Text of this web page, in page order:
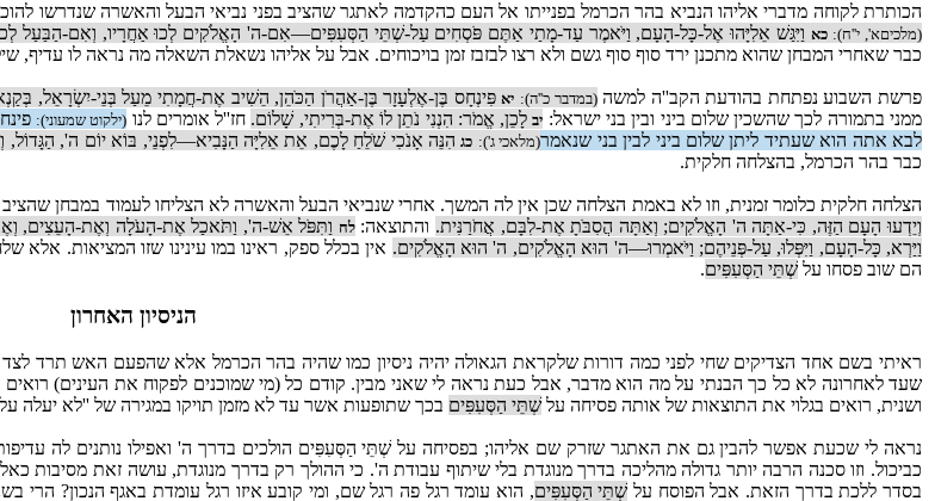
הכותרת לקוחה מדברי אליהו הנביא בהר הכרמל בפנייתו אל העם כהקדמה לאתגר שהציב בפני נביאי הבעל והאשרה שנדרשו
(מלכיםא', י''ח): כא וַיִּגַּשׁ אֵלִיָּהוּ אֶל-כָּל-הָעָם, וַיֹּאמֶר עַד-מָתַי אַתֶּם פֹּסְחִים עַל-שְׁתֵּי הַסְּעִפִּים—אִם-ה' הָאֱלֹקִים לְכוּ אַחֲרָיו, וְאִם-הַבַּעַל
כבר שאחרי המבחן שהוא מתכנן ירד סוף סוף גשם ולא רצו לבזבז זמן בויכוחים. אבל על אליהו נשאלת השאלה מה נראה לו עדיף,
פרשת השבוע נפתחת בהודעת הקב''ה למשה(במדבר כ''ה): יאפִּינְחָס בֶּן-אֶלְעָזָר בֶּן-אַהֲרֹן הַכֹּהֵן, הֵשִׁיב אֶת-חֲמָתִי מֵעַל בְּנֵי-יִשְׂרָאֵל,
ממני בתמורה לכך שהשכין שלום ביני ובין בני ישראל: יבלָכֵן, אֱמֹר: הִנְנִי נֹתֵן לוֹ אֶת-בְּרִיתִי, שָׁלוֹם. חז''ל אומרים לנו (ילקוט שמעוני):
לבא אתה הוא שעתיד ליתן שלום ביני לבין בני שנאמר(מלאכי ג'): כגהִנֵּה אָנֹכִי שֹׁלֵחַ לָכֶם, אֵת אֵלִיָּה הַנָּבִיא—לִפְנֵי, בּוֹא יוֹם ה', הַגָּדוֹל,
כבר בהר הכרמל, בהצלחה חלקית.
הצלחה חלקית כלומר זמנית, וזו לא באמת הצלחה שכן אין לה המשך. אחרי שנביאי הבעל והאשרה לא הצליחו לעמוד במבחן
וְיֵדְעוּ הָעָם הַזֶּה, כִּי-אַתָּה ה' הָאֱלֹקִים; וְאַתָּה הֲסִבֹּתָ אֶת-לִבָּם, אֲחֹרַנִּית. והתוצאה:לח וַתִּפֹּל אֵשׁ-ה', וַתֹּאכַל אֶת-הָעֹלָה וְאֶת-הָעֵצִים,
וַיַּרְא, כָּל-הָעָם, וַיִּפְּלוּ, עַל-פְּנֵיהֶם; וַיֹּאמְרוּ—ה' הוּא הָאֱלֹקִים, ה' הוּא הָאֱלֹקִים. אין בכלל ספק, ראינו במו עינינו שזו המציאות.
הם שוב פסחו על שְׁתֵּי הַסְּעִפִּים.
הניסיון האחרון
ראיתי בשם אחד הצדיקים שחי לפני כמה דורות שלקראת הגאולה יהיה ניסיון כמו שהיה בהר הכרמל אלא שהפעם האש תרד לצד
שעד לאחרונה לא כל כך הבנתי על מה הוא מדבר, אבל כעת נראה לי שאני מבין. קודם כל (מי שמוכנים לפקוח את העינים)
ושנית, רואים בגלוי את התוצאות של אותה פסיחה על שְׁתֵּי הַסְּעִפִּים בכך שתופעות אשר עד לא מזמן תויקו במגירה של ''לא יעלה על
נראה לי שכעת אפשר להבין גם את האתגר שזרק שם אליהו; בפסיחה על שְׁתֵּי הַסְּעִפִּים הולכים בדרך ה' ואפילו נותנים לה
כביכול. וזו סכנה הרבה יותר גדולה מהליכה בדרך מנוגדת בלי שיתוף עבודת ה'. כי ההולך רק בדרך מנוגדת, עושה זאת מסיבות
בסדר ללכת בדרך הזאת. אבל הפוסח על שְׁתֵּי הַסְּעִפִּים, הוא עומד רגל פה רגל שם, ומי קובע איזו רגל עומדת באגף הנכון? הרי